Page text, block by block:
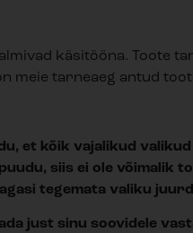
käsitööna. Toote
meie tarneaeg antud
et kõik vajalikud valikud
siis ei ole võimalik
tegemata valiku
just sinu soovidele